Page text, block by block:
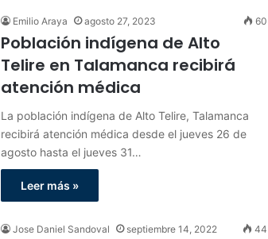
Emilio Araya agosto 27, 2023 60
Población indígena de Alto
Telire en Talamanca recibirá
atención médica
La población indígena de Alto Telire, Talamanca
recibirá atención médica desde el jueves 26 de
agosto hasta el jueves 31…
Leer más »
Jose Daniel Sandoval septiembre 14, 2022 44